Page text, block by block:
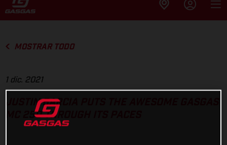
MOSTRAR TODO
1 dic. 2021
JUSTIN BARCIA PUTS THE AWESOME GASGAS
MC 250 THROUGH ITS PACES